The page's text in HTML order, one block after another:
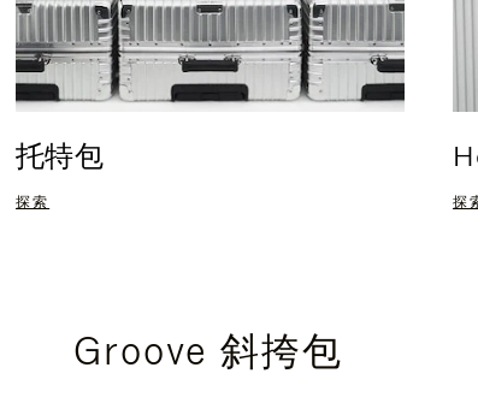
托特包
探索 探
Groove 斜挎包